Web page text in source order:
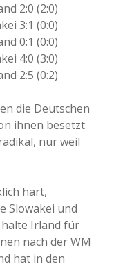
2:0 (2:0)
3:1 (0:0)
0:1 (0:0)
4:0 (3:0)
2:5 (0:2)
die Deutschen
ihnen besetzt
nur weil
hart,
Slowakei und
halte Irland für
nach der WM
hat in den